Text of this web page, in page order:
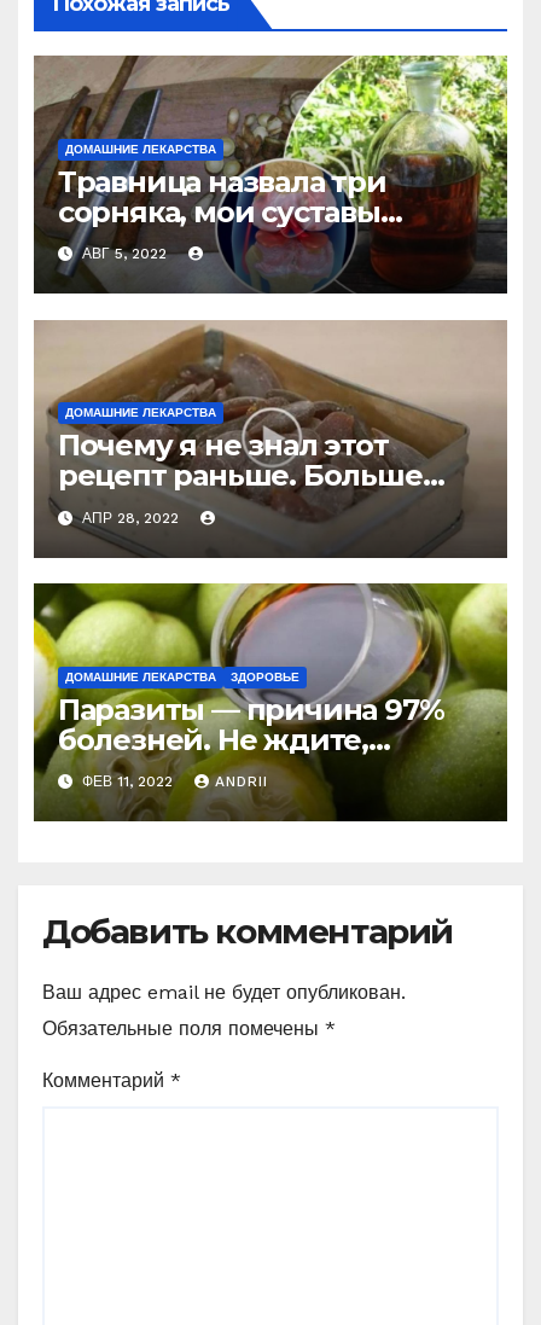
ДОМАШНИЕ ЛЕКАРСТВА
Травница назвала три
сорняка, мои суставы
больше не болят
АВГ 5, 2022
ДОМАШНИЕ ЛЕКАРСТВА
Почему я не знал этот
рецепт раньше. Больше
никогда не буду покупать
лекарство от кашля!
АПР 28, 2022
ДОМАШНИЕ ЛЕКАРСТВА ЗДОРОВЬЕ
Паразиты — причина 97%
болезней. Не ждите,
боритесь с ними уже
сейчас (Рецепт)
ФЕВ 11, 2022 ANDRII
Добавить комментарий
Ваш адрес email не будет опубликован.
Обязательные поля помечены *
Комментарий *